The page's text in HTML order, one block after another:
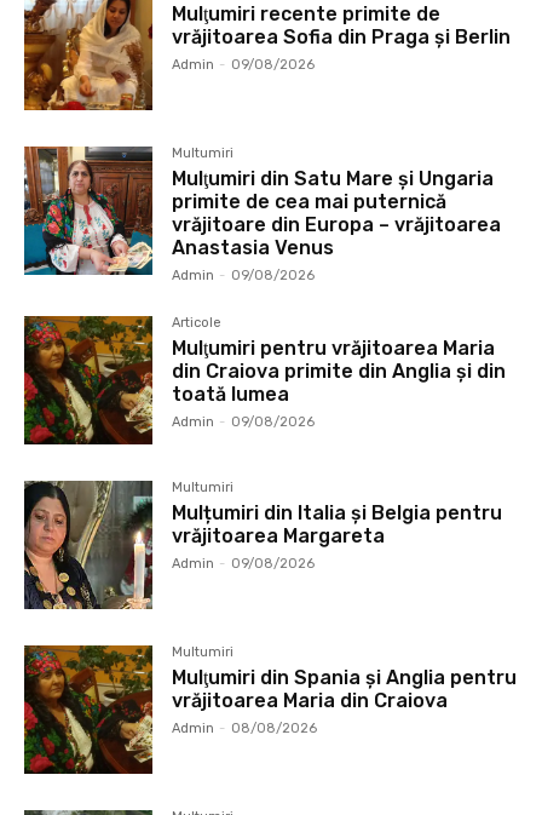
Mulţumiri recente primite de
vrăjitoarea Sofia din Praga și Berlin
Admin - 09/08/2026
Multumiri
Mulţumiri din Satu Mare și Ungaria
primite de cea mai puternică
vrăjitoare din Europa – vrăjitoarea
Anastasia Venus
Admin - 09/08/2026
Articole
Mulţumiri pentru vrăjitoarea Maria
din Craiova primite din Anglia și din
toată lumea
Admin - 09/08/2026
Multumiri
Mulțumiri din Italia și Belgia pentru
vrăjitoarea Margareta
Admin - 09/08/2026
Multumiri
Mulţumiri din Spania şi Anglia pentru
vrăjitoarea Maria din Craiova
Admin - 08/08/2026